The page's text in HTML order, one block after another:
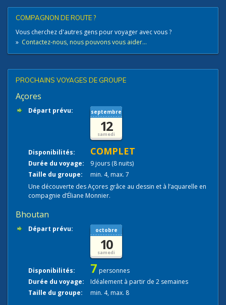
COMPAGNON DE ROUTE ?
Vous cherchez d'autres gens pour voyager avec vous ?
» Contactez-nous, nous pouvons vous aider...
PROCHAINS VOYAGES DE GROUPE
Açores
Départ prévu: septembre
12
samedi
Disponibilités: COMPLET
Durée du voyage:
9 jours (8 nuits)
Taille du groupe:
min. 4, max. 7
Une découverte des Açores grâce au dessin et à l’aquarelle en
compagnie d’Éliane Monnier.
Bhoutan
Départ prévu: octobre
10
samedi
Disponibilités: 7 personnes
Durée du voyage:
Idéalement à partir de 2 semaines
Taille du groupe:
min. 4, max. 8